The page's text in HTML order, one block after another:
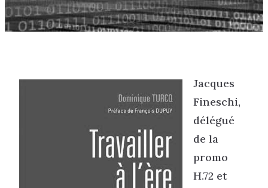
Jacques
Fineschi,
délégué
de la
promo
H.72 et